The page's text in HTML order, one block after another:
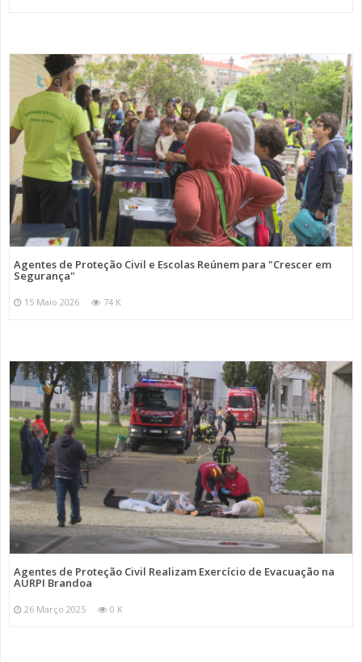
Agentes de Proteção Civil e Escolas Reúnem para "Crescer em
Segurança"
15 Maio 2026 74 K
Agentes de Proteção Civil Realizam Exercício de Evacuação na
AURPI Brandoa
26 Março 2025 0 K